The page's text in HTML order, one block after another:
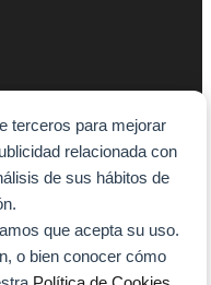
terceros para mejorar
relacionada con
de sus hábitos de
que acepta su uso.
o bien conocer cómo